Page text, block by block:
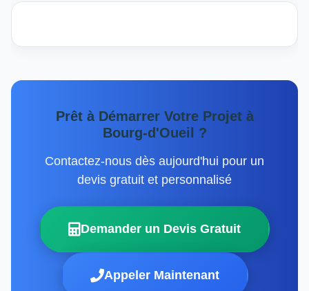
Prêt à Démarrer Votre Projet à
Bourg-d'Oueil ?
Contactez-nous dès aujourd'hui pour un
devis gratuit et personnalisé
Demander un Devis Gratuit
Appeler Maintenant